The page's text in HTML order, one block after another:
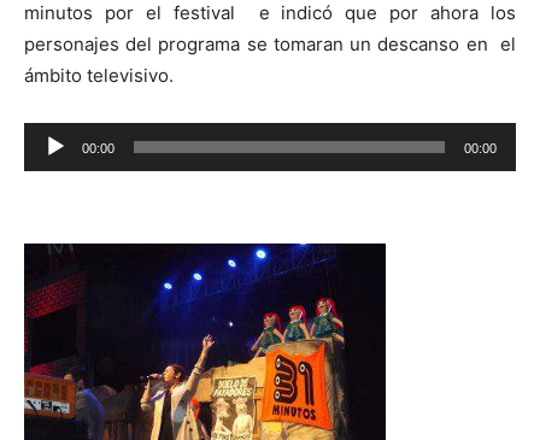
minutos por el festival e indicó que por ahora los
personajes del programa se tomaran un descanso en el
ámbito televisivo.
Reproductor
de
00:00 00:00